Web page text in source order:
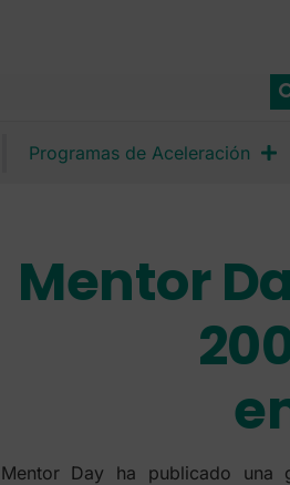
Programas de Aceleración
Mentor
Mentor Day ha publicado